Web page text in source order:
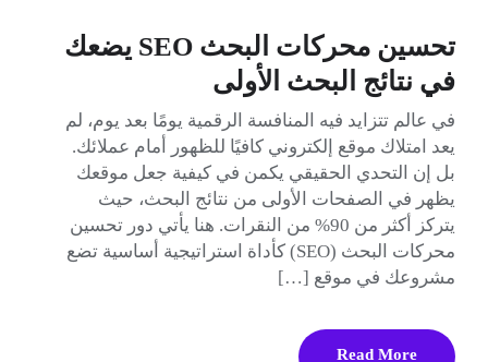
تحسين محركات البحث SEO يضعك
في نتائج البحث الأولى
في عالم تتزايد فيه المنافسة الرقمية يومًا بعد يوم، لم
يعد امتلاك موقع إلكتروني كافيًا للظهور أمام عملائك.
بل إن التحدي الحقيقي يكمن في كيفية جعل موقعك
يظهر في الصفحات الأولى من نتائج البحث، حيث
يتركز أكثر من 90% من النقرات. هنا يأتي دور تحسين
محركات البحث (SEO) كأداة استراتيجية أساسية تضع
مشروعك في موقع […]
Read More